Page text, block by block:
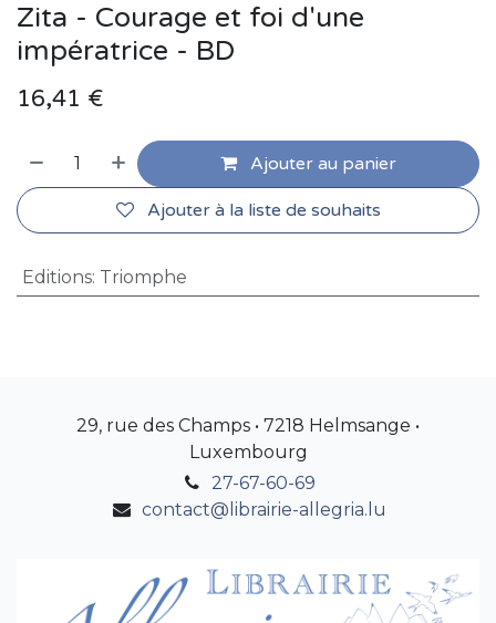
Zita - Courage et foi d'une
impératrice - BD
16,41 €
Ajouter au panier
Ajouter à la liste de souhaits
Editions: Triomphe
29, rue des Champs • 7218 Helmsange •
Luxembourg
27-67-60-69
contact@librairie-allegria.lu